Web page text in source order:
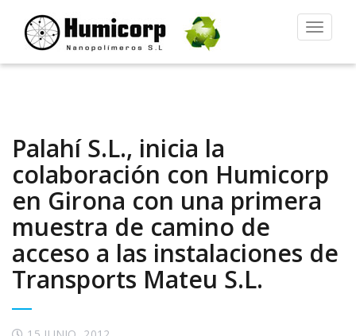
Alternar
Palahí S.L., inicia la
colaboración con Humicorp
en Girona con una primera
muestra de camino de
acceso a las instalaciones de
Transports Mateu S.L.